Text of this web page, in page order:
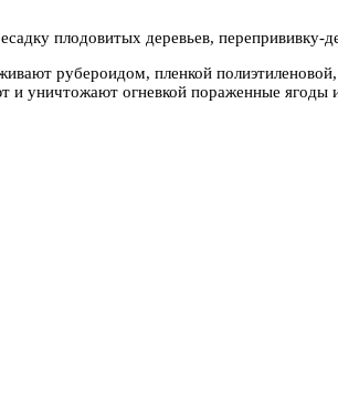
плодовитых деревьев, перепрививку-
рубероидом, пленкой
и уничтожают огневкой пораженные ягоды